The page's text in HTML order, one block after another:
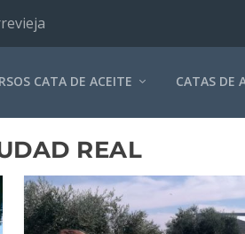
CATA DE ACEITE CATAS DE
REAL